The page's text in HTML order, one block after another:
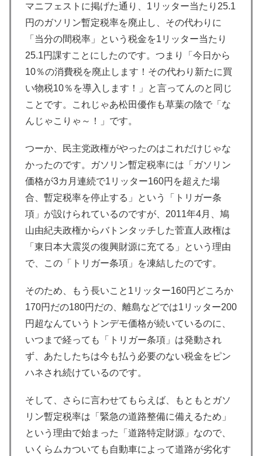
マニフェストに掲げた通り、1リッター当たり25.1
円のガソリン暫定税率を廃止し、その代わりに
「当分の間税率」という税金を1リッター当たり
25.1円課すことにしたのです。つまり「今日から
10％の消費税を廃止します！その代わり新たに買
い物税10％を導入します！」と言ってんのと同じ
ことです。これじゃあ松田優作も草葉の陰で「な
んじゃこりゃ～！」です。
つーか、民主党政権がやったのはこれだけじゃな
かったのです。ガソリン暫定税率には「ガソリン
価格が3カ月連続で1リッター160円を超えた場
合、暫定税率を停止する」という「トリガー条
項」が設けられているのですが、2011年4月、鳩
山由紀夫政権からバトンタッチした菅直人政権は
「東日本大震災の復興財源に充てる」という理由
で、この「トリガー条項」を凍結したのです。
そのため、もう長いこと1リッター160円どころか
170円だの180円だの、離島などでは1リッター200
円超なんていうトンデモ価格が続いているのに、
いつまで経っても「トリガー条項」は発動され
ず、あたしたちは今も払う必要のない税金をピン
ハネされ続けているのです。
そして、さらに言わせてもらえば、もともとガソ
リン暫定税率は「緊急の道路整備に備えるため」
という理由で始まった「道路特定財源」なので、
いくらムカついても自動車によって道路が劣化す